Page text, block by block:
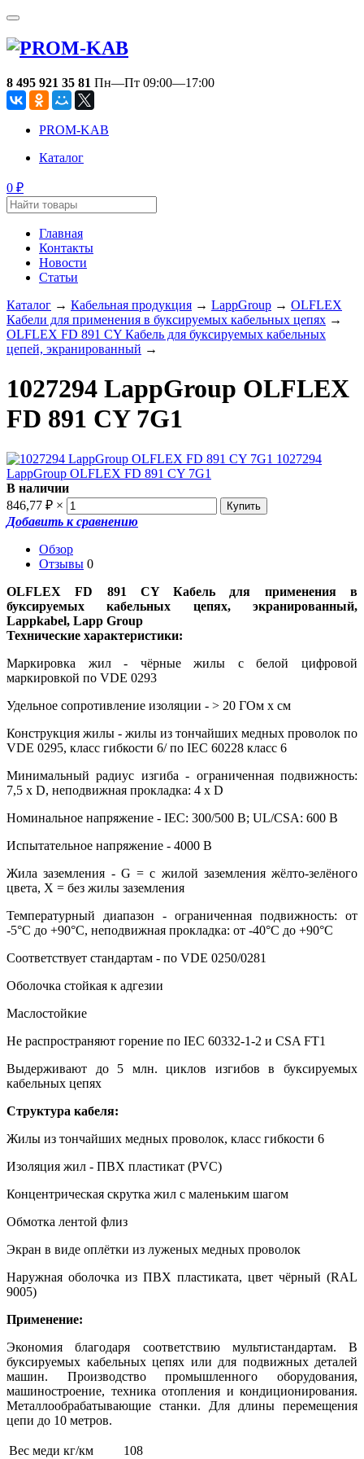
8 495 921 35 81 Пн—Пт 09:00—17:00
PROM-KAB
Каталог
0 ₽
Главная
Контакты
Новости
Статьи
Каталог → Кабельная продукция → LappGroup → OLFLEX
Кабели для применения в буксируемых кабельных цепях →
OLFLEX FD 891 CY Кабель для буксируемых кабельных
цепей, экранированный →
1027294 LappGroup OLFLEX
FD 891 CY 7G1
В наличии
846,77 ₽ ×
Добавить к сравнению
Обзор
Отзывы 0
OLFLEX FD 891 CY Кабель для применения в
буксируемых кабельных цепях, экранированный,
Lappkabel, Lapp Group
Технические характеристики:
Маркировка жил - чёрные жилы с белой цифровой
маркировкой по VDE 0293
Удельное сопротивление изоляции - > 20 ГОм х см
Конструкция жилы - жилы из тончайших медных проволок по
VDE 0295, класс гибкости 6/ по IEC 60228 класс 6
Минимальный радиус изгиба - ограниченная подвижность:
7,5 х D, неподвижная прокладка: 4 х D
Номинальное напряжение - IEC: 300/500 В; UL/CSA: 600 В
Испытательное напряжение - 4000 В
Жила заземления - G = с жилой заземления жёлто-зелёного
цвета, X = без жилы заземления
Температурный диапазон - ограниченная подвижность: от
-5°С до +90°С, неподвижная прокладка: от -40°С до +90°С
Соответствует стандартам - по VDE 0250/0281
Оболочка стойкая к адгезии
Маслостойкие
Не распространяют горение по IEC 60332-1-2 и CSA FT1
Выдерживают до 5 млн. циклов изгибов в буксируемых
кабельных цепях
Структура кабеля:
Жилы из тончайших медных проволок, класс гибкости 6
Изоляция жил - ПВХ пластикат (PVC)
Концентрическая скрутка жил с маленьким шагом
Обмотка лентой флиз
Экран в виде оплётки из луженых медных проволок
Наружная оболочка из ПВХ пластиката, цвет чёрный (RAL
9005)
Применение:
Экономия благодаря соответствию мультистандартам. В
буксируемых кабельных цепях или для подвижных деталей
машин. Производство промышленного оборудования,
машиностроение, техника отопления и кондиционирования.
Металлообрабатывающие станки. Для длины перемещения
цепи до 10 метров.
Вес меди кг/км 108